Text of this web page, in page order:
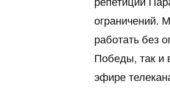
ограничений.
работать без
Победы, так и
эфире